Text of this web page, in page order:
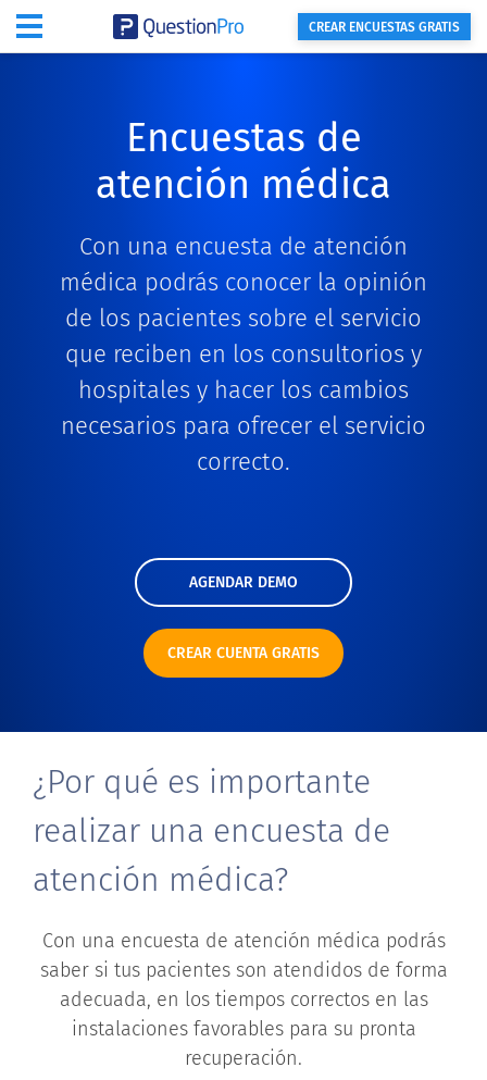
CREAR ENCUESTAS GRATIS
Encuestas de
atención médica
Con una encuesta de atención
médica podrás conocer la opinión
de los pacientes sobre el servicio
que reciben en los consultorios y
hospitales y hacer los cambios
necesarios para ofrecer el servicio
correcto.
AGENDAR DEMO
CREAR CUENTA GRATIS
¿Por qué es importante
realizar una encuesta de
atención médica?
Con una encuesta de atención médica podrás
saber si tus pacientes son atendidos de forma
adecuada, en los tiempos correctos en las
instalaciones favorables para su pronta
recuperación.